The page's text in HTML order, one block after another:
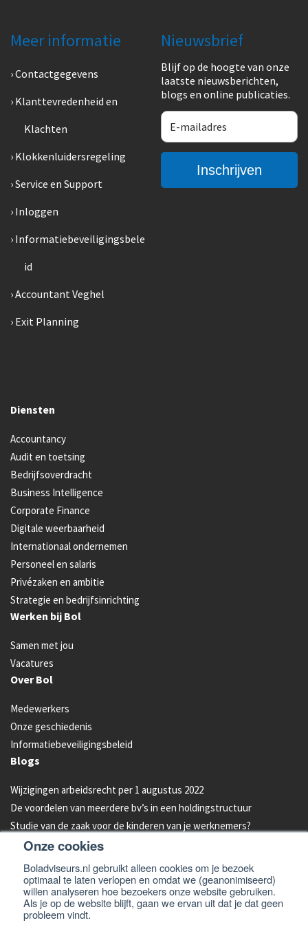
Onze cookies
Boladviseurs.nl gebruikt alleen cookies om je bezoek
optimaal te laten verlopen en omdat we (geanonimiseerd)
willen analyseren hoe bezoekers onze website gebruiken.
Als je op de website blijft, gaan we ervan uit dat je dat geen
probleem vindt.
Meer informatie
Contactgegevens
Klanttevredenheid en
Klachten
Klokkenluidersregeling
Service en Support
Inloggen
Informatiebeveiligingsbele
id
Accountant Veghel
Exit Planning
Nieuwsbrief
Blijf op de hoogte van onze
laatste nieuwsberichten,
blogs en online publicaties.
Diensten
Accountancy
Audit en toetsing
Bedrijfsoverdracht
Business Intelligence
Corporate Finance
Digitale weerbaarheid
Internationaal ondernemen
Personeel en salaris
Privézaken en ambitie
Strategie en bedrijfsinrichting
Werken bij Bol
Samen met jou
Vacatures
Over Bol
Medewerkers
Onze geschiedenis
Informatiebeveiligingsbeleid
Blogs
Wijzigingen arbeidsrecht per 1 augustus 2022
De voordelen van meerdere bv’s in een holdingstructuur
Studie van de zaak voor de kinderen van je werknemers?
Energielabel C vanaf 2023 verplicht voor kantoren
Aandelen van je bedrijf overdragen aan je kind: hoe werkt dat?
Bleeders omzetten in feeders: zo doe je dat!